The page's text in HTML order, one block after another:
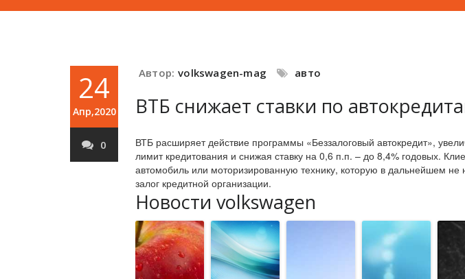
24
Апр,2020
0
Автор: volkswagen-mag авто
ВТБ снижает ставки по
ВТБ расширяет действие программы «Беззалоговый автокредит»,
лимит кредитования и снижая ставку на 0,6 п.п. – до 8,4% годовых.
автомобиль или моторизированную технику, которую в дальнейшем не
залог кредитной организации.
Новости volkswagen